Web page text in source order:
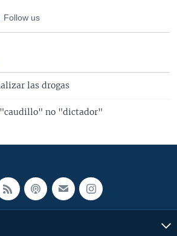
Follow us
las drogas
no "dictador"